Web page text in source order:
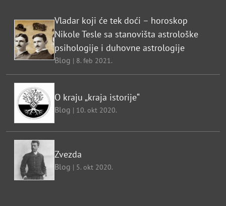
Vladar koji će tek doći – horoskop
Nikole Tesle sa stanovišta astrološke
psihologije i duhovne astrologije
Blog | 8. feb 2021.
O kraju „kraja istorije“
Blog | 10. okt 2020.
Zvezda
Blog | 5. okt 2020.